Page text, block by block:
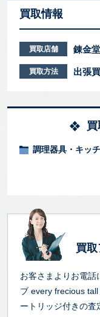
買取情報
買取店舗 錬金
買取方法 出張
調理器具・キッ
買
お客さまよりお電話
ブ every frecious
ートリッジ付きの査